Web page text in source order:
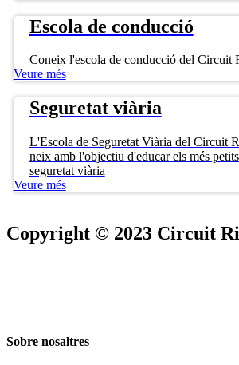
Escola de conducció
Coneix l'escola de conducció del Circuit
Veure més
Seguretat viària
L'Escola de Seguretat Viària del Circuit
neix amb l'objectiu d'educar els més
seguretat viària
Veure més
Copyright © 2023 Circuit
Sobre nosaltres